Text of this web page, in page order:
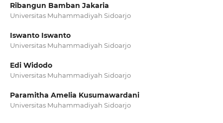
Ribangun Bamban Jakaria
Universitas Muhammadiyah Sidoarjo
Iswanto Iswanto
Universitas Muhammadiyah Sidoarjo
Edi Widodo
Universitas Muhammadiyah Sidoarjo
Paramitha Amelia Kusumawardani
Universitas Muhammadiyah Sidoarjo